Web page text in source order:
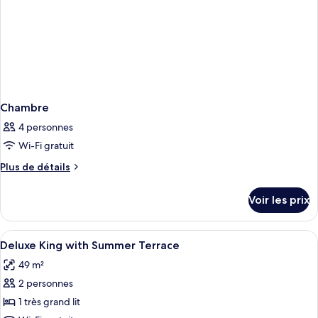
Chambre
4 personnes
Wi-Fi gratuit
Plus de détails
Plus
le
type
de
Chambre
Voir les prix
Afficher
toutes
les
photos
pour
Une chambre d’hôtel avec un lit,
4
Deluxe King with Summer Terrace
49 m²
2 personnes
1 très grand lit